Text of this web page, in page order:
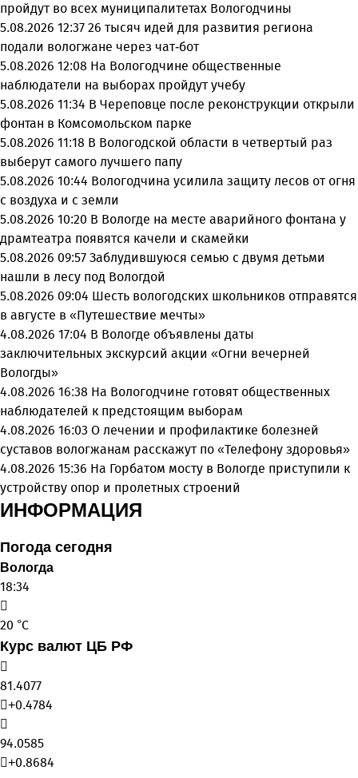
пройдут во всех муниципалитетах Вологодчины
5.08.2026 12:37 26 тысяч идей для развития региона
подали вологжане через чат-бот
5.08.2026 12:08 На Вологодчине общественные
наблюдатели на выборах пройдут учебу
5.08.2026 11:34 В Череповце после реконструкции открыли
фонтан в Комсомольском парке
5.08.2026 11:18 В Вологодской области в четвертый раз
выберут самого лучшего папу
5.08.2026 10:44 Вологодчина усилила защиту лесов от огня
с воздуха и с земли
5.08.2026 10:20 В Вологде на месте аварийного фонтана у
драмтеатра появятся качели и скамейки
5.08.2026 09:57 Заблудившуюся семью с двумя детьми
нашли в лесу под Вологдой
5.08.2026 09:04 Шесть вологодских школьников отправятся
в августе в «Путешествие мечты»
4.08.2026 17:04 В Вологде объявлены даты
заключительных экскурсий акции «Огни вечерней
Вологды»
4.08.2026 16:38 На Вологодчине готовят общественных
наблюдателей к предстоящим выборам
4.08.2026 16:03 О лечении и профилактике болезней
суставов вологжанам расскажут по «Телефону здоровья»
4.08.2026 15:36 На Горбатом мосту в Вологде приступили к
устройству опор и пролетных строений
ИНФОРМАЦИЯ
Погода сегодня
Вологда
18:34
20 °C
Курс валют ЦБ РФ
81.4077
+0.4784
94.0585
+0.8684